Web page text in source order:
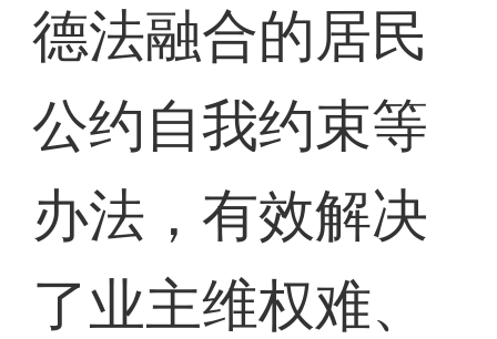
德法融合的居民
公约自我约束等
办法，有效解决
了业主维权难、